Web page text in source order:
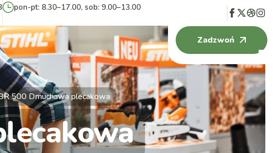
pon-pt: 8.30–17.00, sob: 9.00–13.00
Zadzwoń
500 Dmuchawa plecakowa